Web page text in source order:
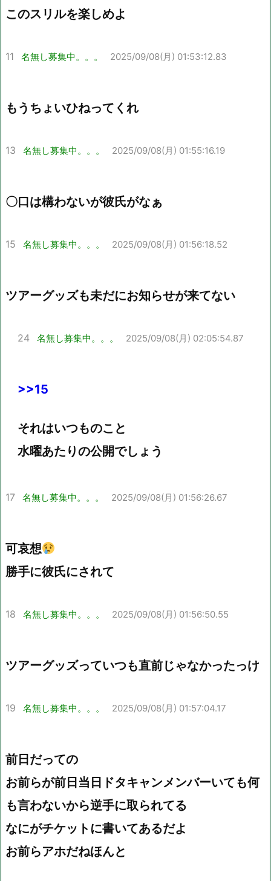
このスリルを楽しめよ
11 名無し募集中。。。 2025/09/08(月) 01:53:12.83
もうちょいひねってくれ
13 名無し募集中。。。 2025/09/08(月) 01:55:16.19
〇口は構わないが彼氏がなぁ
15 名無し募集中。。。 2025/09/08(月) 01:56:18.52
ツアーグッズも未だにお知らせが来てない
24 名無し募集中。。。 2025/09/08(月) 02:05:54.87
>>15
それはいつものこと
水曜あたりの公開でしょう
17 名無し募集中。。。 2025/09/08(月) 01:56:26.67
可哀想
勝手に彼氏にされて
18 名無し募集中。。。 2025/09/08(月) 01:56:50.55
ツアーグッズっていつも直前じゃなかったっけ
19 名無し募集中。。。 2025/09/08(月) 01:57:04.17
前日だっての
お前らが前日当日ドタキャンメンバーいても何
も言わないから逆手に取られてる
なにがチケットに書いてあるだよ
お前らアホだねほんと